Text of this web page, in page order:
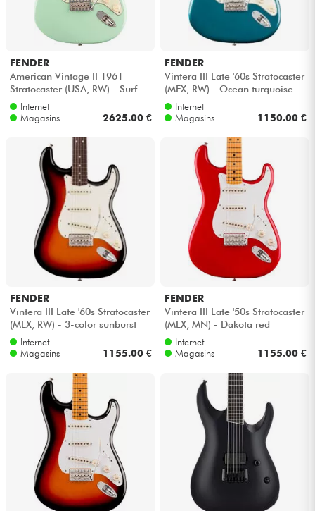
FENDER
American Vintage II 1961
Stratocaster (USA, RW) - Surf
greenInternet
Magasins
2625.00 €
FENDER
Vintera III Late '60s Stratocaster
(MEX, RW) - Ocean turquoise
Internet
Magasins
1150.00 €
FENDER
Vintera III Late '60s Stratocaster
(MEX, RW) - 3-color sunburst
Internet
Magasins
1155.00 €
FENDER
Vintera III Late '50s Stratocaster
(MEX, MN) - Dakota red
Internet
Magasins
1155.00 €